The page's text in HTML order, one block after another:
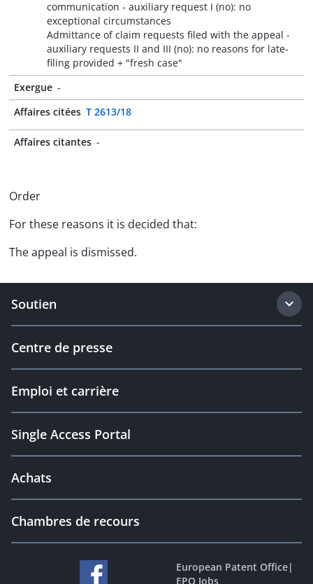
communication - auxiliary request I (no): no
exceptional circumstances
Admittance of claim requests filed with the appeal -
auxiliary requests II and III (no): no reasons for late-
filing provided + "fresh case"
Exergue -
Affaires citées T 2613/18
Affaires citantes -
Order
For these reasons it is decided that:
The appeal is dismissed.
Soutien
Centre de presse
Emploi et carrière
Single Access Portal
Achats
Chambres de recours
European Patent Office|
EPO Jobs